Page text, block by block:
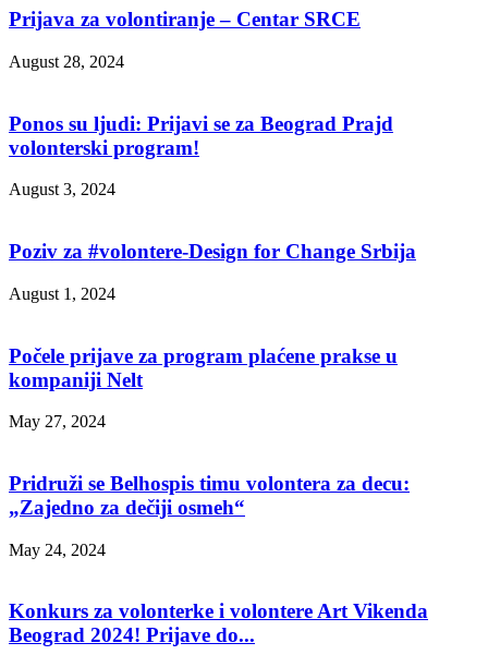
Prijava za volontiranje – Centar SRCE
August 28, 2024
Ponos su ljudi: Prijavi se za Beograd Prajd
volonterski program!
August 3, 2024
Poziv za #volontere-Design for Change Srbija
August 1, 2024
Počele prijave za program plaćene prakse u
kompaniji Nelt
May 27, 2024
Pridruži se Belhospis timu volontera za decu:
„Zajedno za dečiji osmeh“
May 24, 2024
Konkurs za volonterke i volontere Art Vikenda
Beograd 2024! Prijave do...